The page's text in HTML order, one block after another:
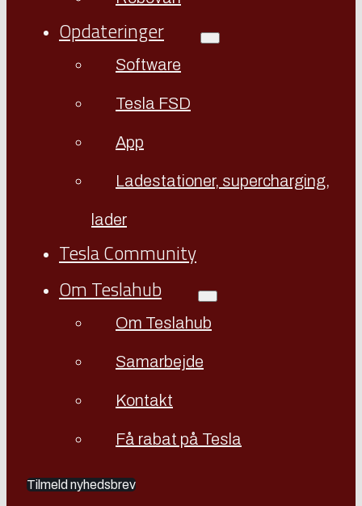
Opdateringer
Software
Tesla FSD
App
Ladestationer, supercharging,
lader
Tesla Community
Om Teslahub
Om Teslahub
Samarbejde
Kontakt
Få rabat på Tesla
Tilmeld nyhedsbrev